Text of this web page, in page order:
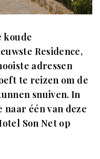
koude
Residence,
adressen
te reizen om de
snuiven. In
één van deze
Son Net op